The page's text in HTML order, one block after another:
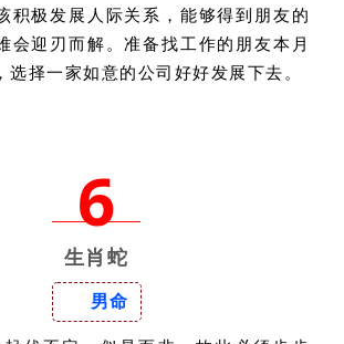
积极发展人际关系，能够得到朋友的
会迎刃而解。准备找工作的朋友本月
选择一家如意的公司好好发展下去。
6
生肖蛇
男命